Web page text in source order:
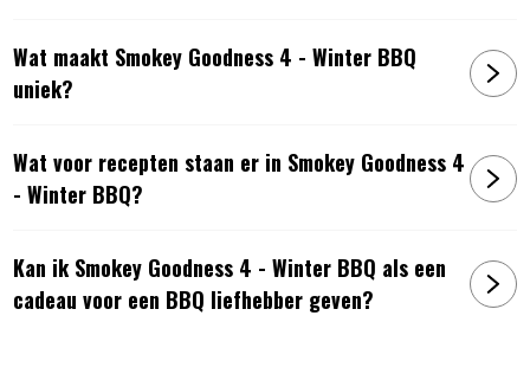
Wat maakt Smokey Goodness 4 - Winter BBQ
uniek?
Wat voor recepten staan er in Smokey Goodness 4
- Winter BBQ?
Kan ik Smokey Goodness 4 - Winter BBQ als een
cadeau voor een BBQ liefhebber geven?